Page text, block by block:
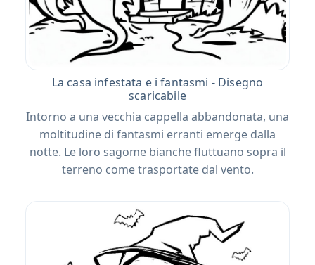
La casa infestata e i fantasmi - Disegno
scaricabile
Intorno a una vecchia cappella abbandonata, una
moltitudine di fantasmi erranti emerge dalla
notte. Le loro sagome bianche fluttuano sopra il
terreno come trasportate dal vento.